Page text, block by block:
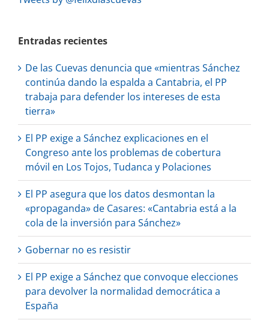
Entradas recientes
De las Cuevas denuncia que «mientras Sánchez
continúa dando la espalda a Cantabria, el PP
trabaja para defender los intereses de esta
tierra»
El PP exige a Sánchez explicaciones en el
Congreso ante los problemas de cobertura
móvil en Los Tojos, Tudanca y Polaciones
El PP asegura que los datos desmontan la
«propaganda» de Casares: «Cantabria está a la
cola de la inversión para Sánchez»
Gobernar no es resistir
El PP exige a Sánchez que convoque elecciones
para devolver la normalidad democrática a
España